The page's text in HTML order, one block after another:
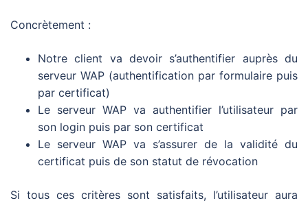
Concrètement :
Notre client va devoir s’authentifier auprès du
serveur WAP (authentification par formulaire puis
par certificat)
Le serveur WAP va authentifier l’utilisateur par
son login puis par son certificat
Le serveur WAP va s’assurer de la validité du
certificat puis de son statut de révocation
Si tous ces critères sont satisfaits, l’utilisateur aura